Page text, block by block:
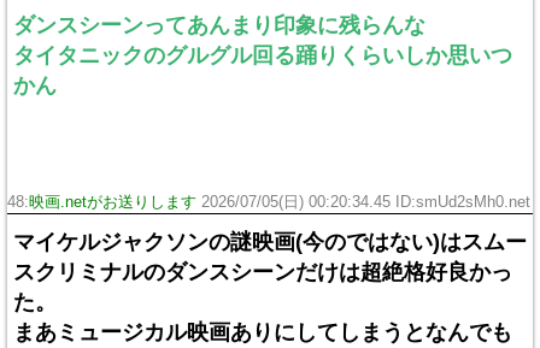
ダンスシーンってあんまり印象に残らんな
タイタニックのグルグル回る踊りくらいしか思いつ
かん
48:映画.netがお送りします 2026/07/05(日) 00:20:34.45 ID:smUd2sMh0.net
マイケルジャクソンの謎映画(今のではない)はスムー
スクリミナルのダンスシーンだけは超絶格好良かっ
た。
まあミュージカル映画ありにしてしまうとなんでも